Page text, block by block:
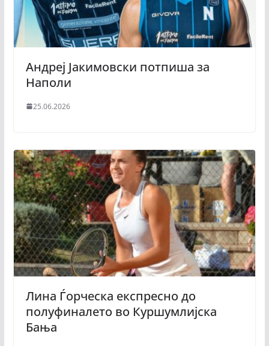
Андреј Јакимовски потпиша за
Наполи
25.06.2026
Лина Ѓорческа експресно до
полуфиналето во Куршумлијска
Бања